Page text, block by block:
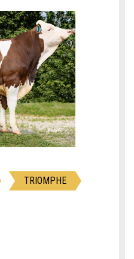
TRIOMPHE